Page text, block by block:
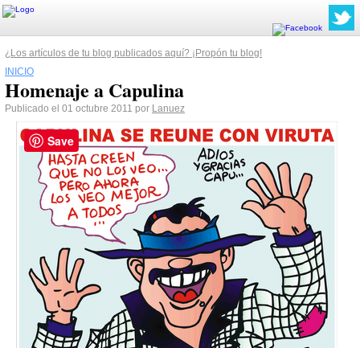
¿Los artículos de tu blog publicados aquí? ¡Propón tu blog!
INICIO
Publicado el 01 octubre 2011 por Lanuez
Save